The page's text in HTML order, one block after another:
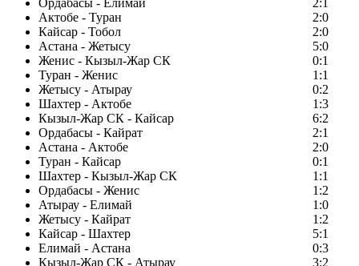
Ордабасы - Елимай
2:1
Актобе - Туран
2:0
Кайсар - Тобол
2:0
Астана - Жетысу
5:0
Женис - Кызыл-Жар СК
0:1
Туран - Женис
1:1
Жетысу - Атырау
0:2
Шахтер - Актобе
1:3
Кызыл-Жар СК - Кайсар
6:2
Ордабасы - Кайрат
2:1
Астана - Актобе
2:0
Туран - Кайсар
0:1
Шахтер - Кызыл-Жар СК
1:1
Ордабасы - Женис
1:2
Атырау - Елимай
1:0
Жетысу - Кайрат
1:2
Кайсар - Шахтер
5:1
Елимай - Астана
0:3
Кызыл-Жар СК - Атырау
3:2